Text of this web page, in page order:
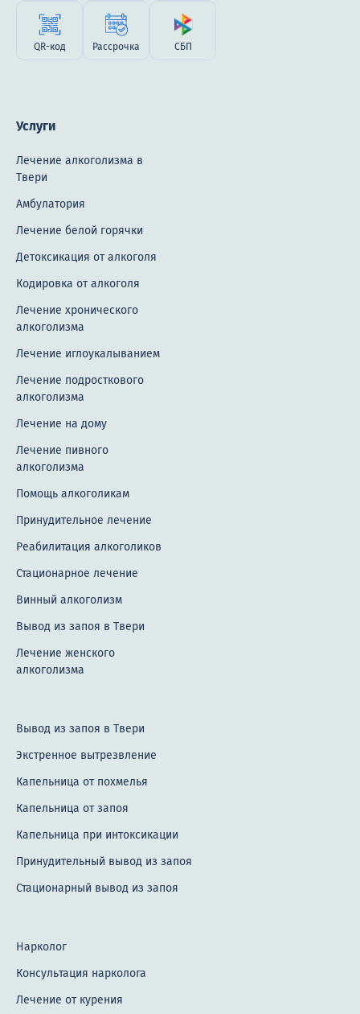
QR-код Рассрочка СБП
Услуги
Лечение алкоголизма в
Твери
Амбулатория
Лечение белой горячки
Детоксикация от алкоголя
Кодировка от алкоголя
Лечение хронического
алкоголизма
Лечение иглоукалыванием
Лечение подросткового
алкоголизма
Лечение на дому
Лечение пивного
алкоголизма
Помощь алкоголикам
Принудительное лечение
Реабилитация алкоголиков
Стационарное лечение
Винный алкоголизм
Вывод из запоя в Твери
Лечение женского
алкоголизма
Вывод из запоя в Твери
Экстренное вытрезвление
Капельница от похмелья
Капельница от запоя
Капельница при интоксикации
Принудительный вывод из запоя
Стационарный вывод из запоя
Нарколог
Консультация нарколога
Лечение от курения